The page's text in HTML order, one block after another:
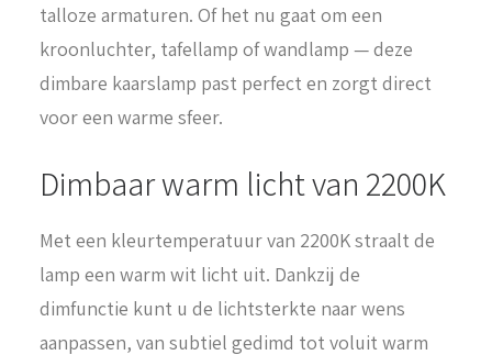
talloze armaturen. Of het nu gaat om een
kroonluchter, tafellamp of wandlamp — deze
dimbare kaarslamp past perfect en zorgt direct
voor een warme sfeer.
Dimbaar warm licht van 2200K
Met een kleurtemperatuur van 2200K straalt de
lamp een warm wit licht uit. Dankzij de
dimfunctie kunt u de lichtsterkte naar wens
aanpassen, van subtiel gedimd tot voluit warm